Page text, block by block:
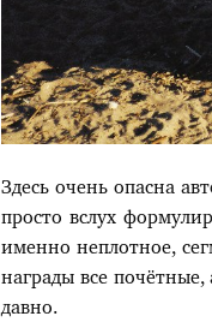
Здесь очень опасна
просто вслух
именно неплотное,
награды все
давно.